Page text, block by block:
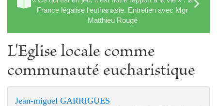
France légalise l'euthanasie. Entretien avec Mgr
Matthieu Rougé
L'Eglise locale comme
communauté eucharistique
Jean-miguel GARRIGUES